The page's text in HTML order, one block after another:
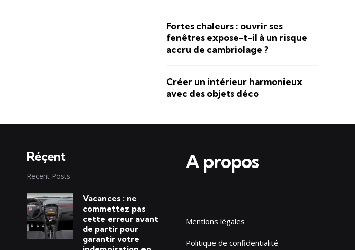
Fortes chaleurs : ouvrir ses
fenêtres expose-t-il à un risque
accru de cambriolage ?
Créer un intérieur harmonieux
avec des objets déco
Réçent
Recent Posts
Vacances : ne
commettez pas
cette erreur avant
de partir pour
garantir votre
A propos
Mentions légales
Politique de confidentialité